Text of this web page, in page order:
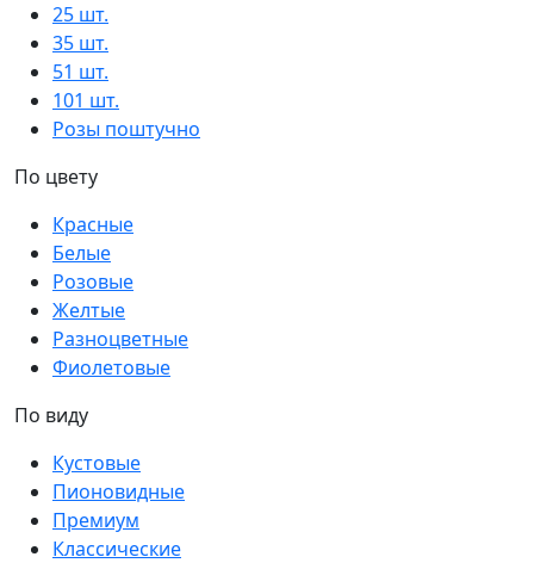
25 шт.
35 шт.
51 шт.
101 шт.
Розы поштучно
По цвету
Красные
Белые
Розовые
Желтые
Разноцветные
Фиолетовые
По виду
Кустовые
Пионовидные
Премиум
Классические